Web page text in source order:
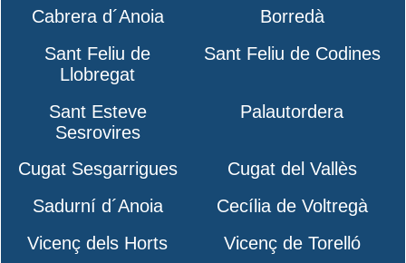
Cabrera d´Anoia
Borredà
Sant Feliu de
Llobregat
Sant Feliu de Codines
Sant Esteve
Sesrovires
Palautordera
Cugat Sesgarrigues
Cugat del Vallès
Sadurní d´Anoia
Cecília de Voltregà
Vicenç dels Horts
Vicenç de Torelló